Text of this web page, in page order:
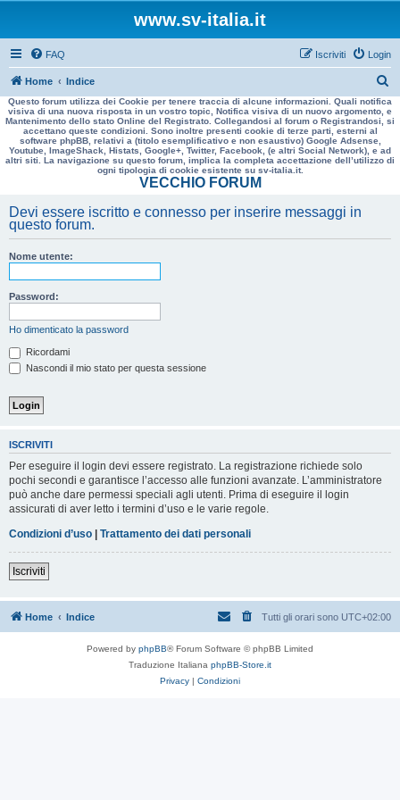
www.sv-italia.it
FAQ Login
Iscriviti
Home Indice
e
r
a
Questo forum utilizza dei Cookie per tenere traccia di alcune informazioni. Quali notifica
visiva di una nuova risposta in un vostro topic, Notifica visiva di un nuovo argomento, e
Mantenimento dello stato Online del Registrato. Collegandosi al forum o Registrandosi, si
accettano queste condizioni. Sono inoltre presenti cookie di terze parti, esterni al
software phpBB, relativi a (titolo esemplificativo e non esaustivo) Google Adsense,
Youtube, ImageShack, Histats, Google+, Twitter, Facebook, (e altri Social Network), e ad
altri siti. La navigazione su questo forum, implica la completa accettazione dell’utilizzo di
ogni tipologia di cookie esistente su sv-italia.it.
VECCHIO FORUM
Devi essere iscritto e connesso per inserire messaggi in
questo forum.
Nome utente:
Password:
Ho dimenticato la password
Ricordami
Nascondi il mio stato per questa sessione
ISCRIVITI
Per eseguire il login devi essere registrato. La registrazione richiede solo
pochi secondi e garantisce l’accesso alle funzioni avanzate. L’amministratore
può anche dare permessi speciali agli utenti. Prima di eseguire il login
assicurati di aver letto i termini d’uso e le varie regole.
Condizioni d’uso | Trattamento dei dati personali
Iscriviti
Home Indice Tutti gli orari sono UTC+02:00
Powered by phpBB® Forum Software © phpBB Limited
Traduzione Italiana phpBB-Store.it
Privacy | Condizioni